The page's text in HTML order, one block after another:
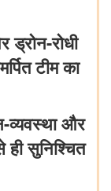
रोधी
टीम का
व्यवस्था और
सुनिश्चित